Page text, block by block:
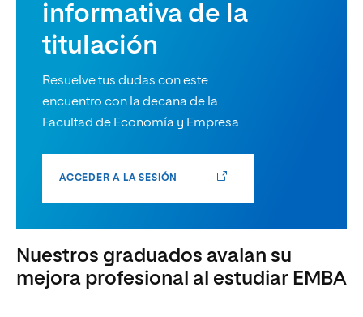
informativa de la
titulación
Resuelve tus dudas con este
encuentro con la decana de la
Facultad de Economía y Empresa.
ACCEDER A LA SESIÓN
Nuestros graduados avalan su
mejora profesional al estudiar EMBA